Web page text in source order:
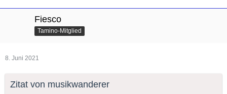
Fiesco
Tamino-Mitglied
8. Juni 2021
Zitat von musikwanderer